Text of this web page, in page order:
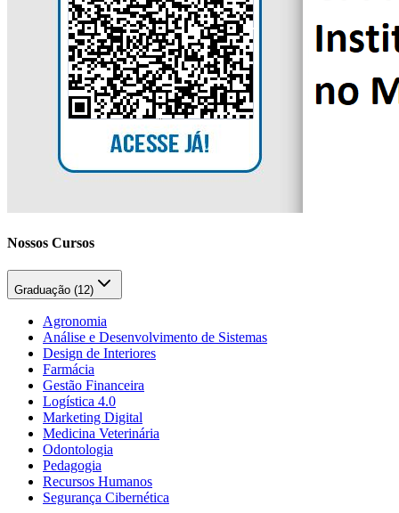
Nossos Cursos
Graduação (12)
Agronomia
Análise e Desenvolvimento de Sistemas
Design de Interiores
Farmácia
Gestão Financeira
Logística 4.0
Marketing Digital
Medicina Veterinária
Odontologia
Pedagogia
Recursos Humanos
Segurança Cibernética